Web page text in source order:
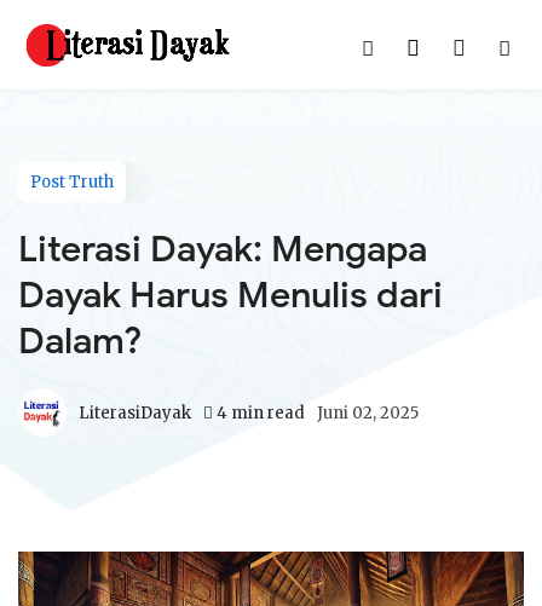
Post Truth
Literasi Dayak: Mengapa
Dayak Harus Menulis dari
Dalam?
LiterasiDayak 4 min read Juni 02, 2025